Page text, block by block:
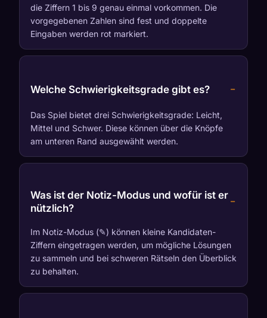
die Ziffern 1 bis 9 genau einmal vorkommen. Die
vorgegebenen Zahlen sind fest und doppelte
Eingaben werden rot markiert.
Welche Schwierigkeitsgrade gibt es?
Das Spiel bietet drei Schwierigkeitsgrade: Leicht,
Mittel und Schwer. Diese können über die Knöpfe
am unteren Rand ausgewählt werden.
Was ist der Notiz-Modus und wofür ist er
nützlich?
Im Notiz-Modus (✎) können kleine Kandidaten-
Ziffern eingetragen werden, um mögliche Lösungen
zu sammeln und bei schweren Rätseln den Überblick
zu behalten.